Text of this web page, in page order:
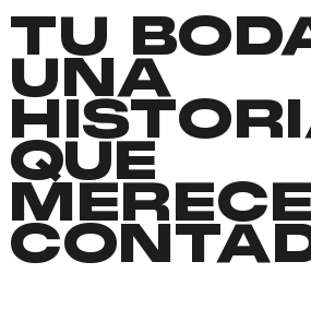
TU
UNA
QUE